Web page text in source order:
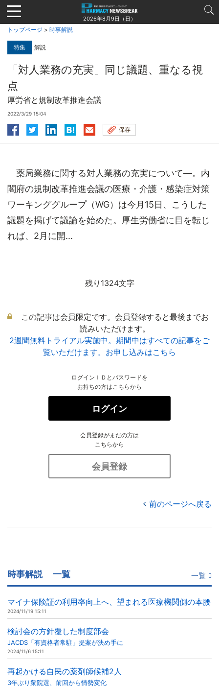
Jump
to
navigation
2026年8月9日（日）
トップページ > 時事解説
特集 解説
「対人業務の充実」同じ議題、重なる視
点
厚労省と規制改革推進会議
2022/3/29 15:04
保存
薬局業務に関する対人業務の充実について―。内
閣府の規制改革推進会議の医療・介護・感染症対策
ワーキンググループ（WG）は今月15日、こうした
議題を掲げて議論を始めた。厚生労働省に目を転じ
れば、2月に開...
残り1324文字
この記事は会員限定です。会員登録すると最後までお
読みいただけます。
2週間無料トライアル実施中。期間中はすべての記事をご
覧いただけます。お申し込みはこちら
ログインＩＤとパスワードを
お持ちの方はこちらから
ログイン
会員登録がまだの方は
こちらから
会員登録
前のページへ戻る
時事解説 一覧 一覧
マイナ保険証の利用率向上へ、望まれる医療機関側の本腰
2024/11/19 15:11
検討会の方針覆した制度部会
JACDS「有資格者常駐」提案が決め手に
2024/11/6 15:11
再起かける自民の薬剤師候補2人
3年ぶり衆院選、前回から情勢変化